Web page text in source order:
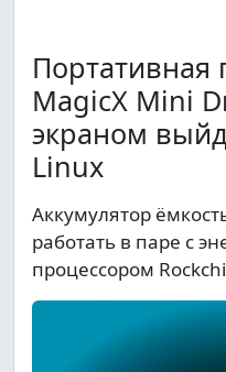
Портативная
MagicX Mini
экраном
Linux
Аккумулятор
работать в паре с
процессором